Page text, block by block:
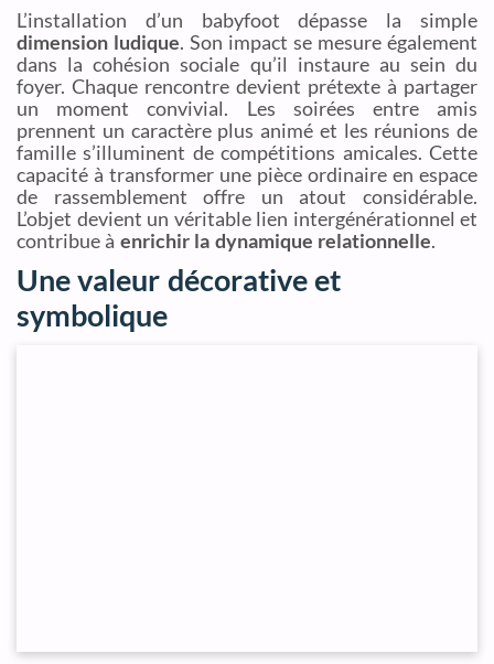
L’installation d’un babyfoot dépasse la simple
dimension ludique. Son impact se mesure également
dans la cohésion sociale qu’il instaure au sein du
foyer. Chaque rencontre devient prétexte à partager
un moment convivial. Les soirées entre amis
prennent un caractère plus animé et les réunions de
famille s’illuminent de compétitions amicales. Cette
capacité à transformer une pièce ordinaire en espace
de rassemblement offre un atout considérable.
L’objet devient un véritable lien intergénérationnel et
contribue à enrichir la dynamique relationnelle.
Une valeur décorative et
symbolique